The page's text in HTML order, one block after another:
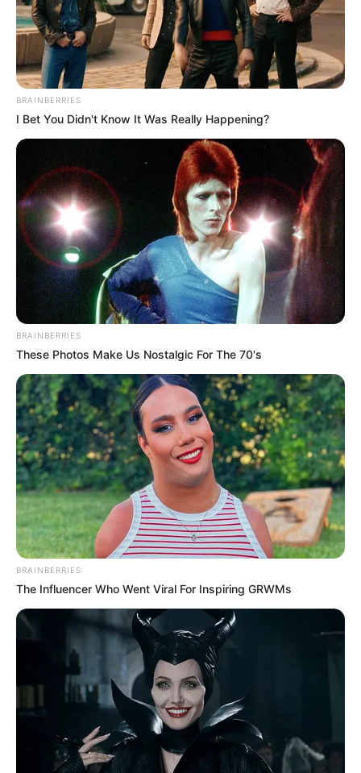
ER Doctor: "I Threw Out My Viagra After What I
Found On CVS Aisle 7"
FRIDAY PLANS
Arthrologist Begs To Stop Buying Knee Braces - Do
This Instead
FORGE BODY
Surgeons: This Simple Method Ends Joint Pain &
Arthritis! Try It!
FORGE BODY
Groom Splits Pants In Viral Wedding Photo Disaster!
BRAINBERRIES
I Bet You Didn't Know It Was Really Happening?
BRAINBERRIES
These Photos Make Us Nostalgic For The 70's
BRAINBERRIES
The Influencer Who Went Viral For Inspiring GRWMs